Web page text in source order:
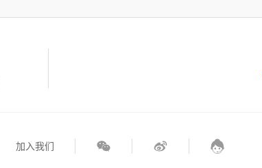
加入我们